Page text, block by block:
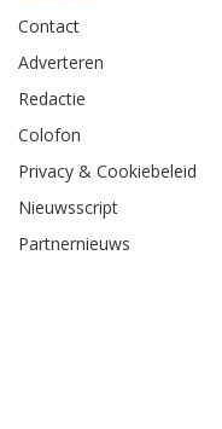
Contact
Adverteren
Redactie
Colofon
Privacy & Cookiebeleid
Nieuwsscript
Partnernieuws